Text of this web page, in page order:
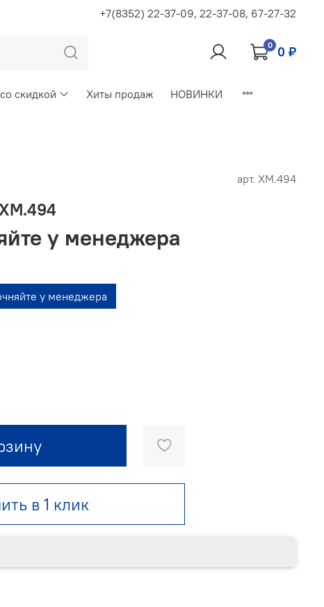
+7(8352) 22-37-09, 22-37-08, 67-27-32
0 0 ₽
скидкой Хиты продаж НОВИНКИ
арт. ХМ.494
у менеджера
в 1 клик
у менеджера